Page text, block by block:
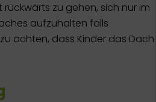
zu gehen, sich nur im
aufzuhalten falls
achten, dass Kinder das Dach